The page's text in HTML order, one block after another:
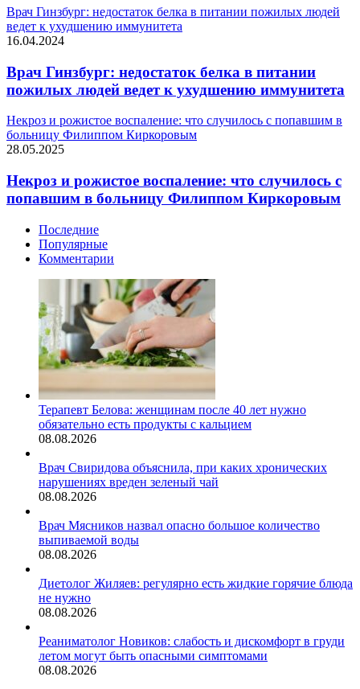
Врач Гинзбург: недостаток белка в питании пожилых людей
ведет к ухудшению иммунитета
16.04.2024
Врач Гинзбург: недостаток белка в питании
пожилых людей ведет к ухудшению иммунитета
Некроз и рожистое воспаление: что случилось с попавшим в
больницу Филиппом Киркоровым
28.05.2025
Некроз и рожистое воспаление: что случилось с
попавшим в больницу Филиппом Киркоровым
Последние
Популярные
Комментарии
Терапевт Белова: женщинам после 40 лет нужно
обязательно есть продукты с кальцием
08.08.2026
Врач Свиридова объяснила, при каких хронических
нарушениях вреден зеленый чай
08.08.2026
Врач Мясников назвал опасно большое количество
выпиваемой воды
08.08.2026
Диетолог Жиляев: регулярно есть жидкие горячие блюда
не нужно
08.08.2026
Реаниматолог Новиков: слабость и дискомфорт в груди
летом могут быть опасными симптомами
08.08.2026